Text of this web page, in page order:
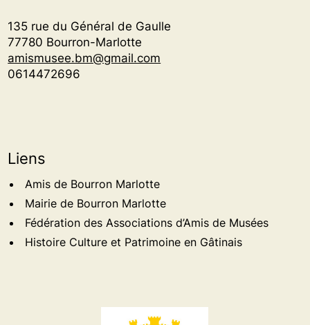
135 rue du Général de Gaulle
77780 Bourron-Marlotte
amismusee.bm@gmail.com
0614472696
Liens
Amis de Bourron Marlotte
Mairie de Bourron Marlotte
Fédération des Associations d’Amis de Musées
Histoire Culture et Patrimoine en Gâtinais